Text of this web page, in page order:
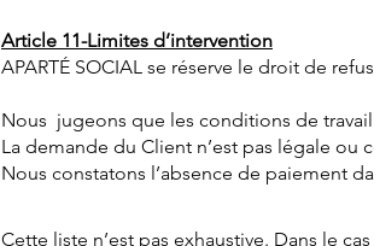
Article 11-Limites d’intervention
APARTÉ SOCIAL se réserve le droit de
Nous jugeons que les conditions de
La demande du Client n’est pas légale ou
Nous constatons l’absence de paiement
Cette liste n’est pas exhaustive. Dans le